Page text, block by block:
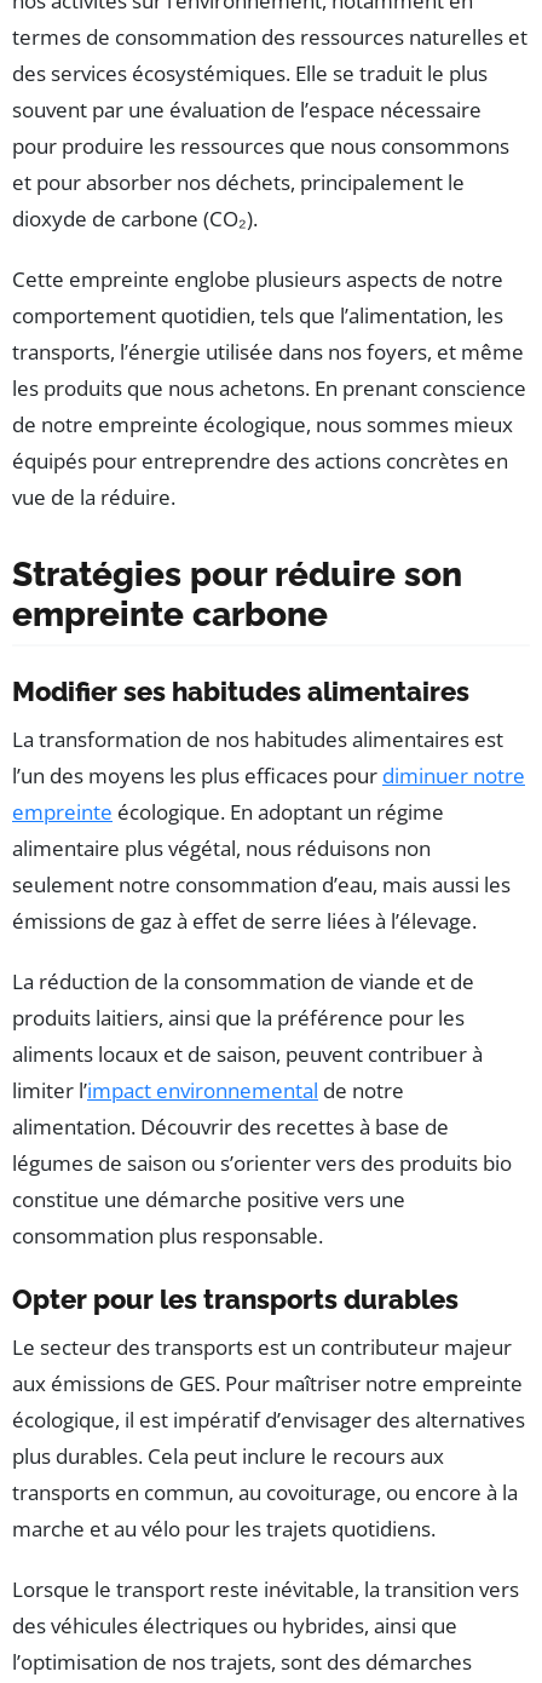
termes de consommation des ressources naturelles et
des services écosystémiques. Elle se traduit le plus
souvent par une évaluation de l’espace nécessaire
pour produire les ressources que nous consommons
et pour absorber nos déchets, principalement le
dioxyde de carbone (CO₂).
Cette empreinte englobe plusieurs aspects de notre
comportement quotidien, tels que l’alimentation, les
transports, l’énergie utilisée dans nos foyers, et même
les produits que nous achetons. En prenant conscience
de notre empreinte écologique, nous sommes mieux
équipés pour entreprendre des actions concrètes en
vue de la réduire.
Stratégies pour réduire son
empreinte carbone
Modifier ses habitudes alimentaires
La transformation de nos habitudes alimentaires est
l’un des moyens les plus efficaces pour diminuer notre
empreinte écologique. En adoptant un régime
alimentaire plus végétal, nous réduisons non
seulement notre consommation d’eau, mais aussi les
émissions de gaz à effet de serre liées à l’élevage.
La réduction de la consommation de viande et de
produits laitiers, ainsi que la préférence pour les
aliments locaux et de saison, peuvent contribuer à
limiter l’impact environnemental de notre
alimentation. Découvrir des recettes à base de
légumes de saison ou s’orienter vers des produits bio
constitue une démarche positive vers une
consommation plus responsable.
Opter pour les transports durables
Le secteur des transports est un contributeur majeur
aux émissions de GES. Pour maîtriser notre empreinte
écologique, il est impératif d’envisager des alternatives
plus durables. Cela peut inclure le recours aux
transports en commun, au covoiturage, ou encore à la
marche et au vélo pour les trajets quotidiens.
Lorsque le transport reste inévitable, la transition vers
des véhicules électriques ou hybrides, ainsi que
l’optimisation de nos trajets, sont des démarches